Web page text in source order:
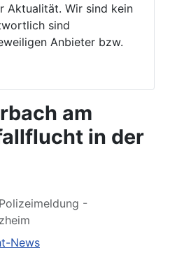
Aktualität. Wir sind kein
sind
Anbieter bzw.
am
in der
Polizeimeldung -
News